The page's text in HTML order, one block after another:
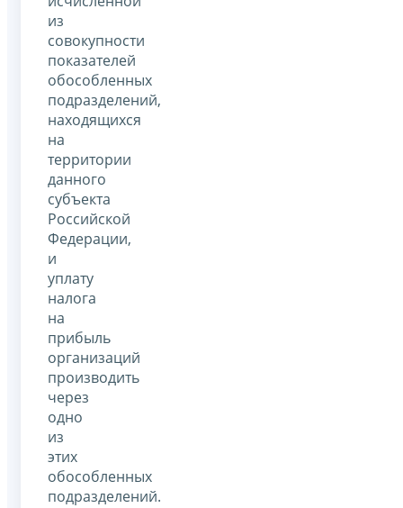
из
совокупности
показателей
обособленных
подразделений,
находящихся
на
территории
данного
субъекта
Российской
Федерации,
и
уплату
налога
на
прибыль
организаций
производить
через
одно
из
этих
обособленных
подразделений.